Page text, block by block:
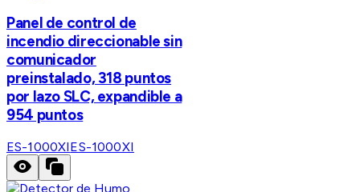
Panel de control de
incendio direccionable sin
comunicador
preinstalado, 318 puntos
por lazo SLC, expandible a
954 puntos
ES-1000XIES-1000XI